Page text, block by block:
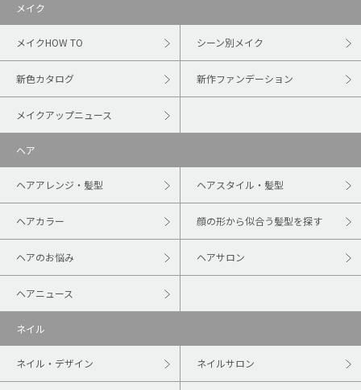
メイク
メイクHOW TO シーン別メイク
新色カタログ 新作ファンデーション
メイクアップニュース
ヘア
ヘアアレンジ・髪型 ヘアスタイル・髪型
ヘアカラー 顔の形から似合う髪型を探す
ヘアのお悩み ヘアサロン
ヘアニュース
ネイル
ネイル・デザイン ネイルサロン